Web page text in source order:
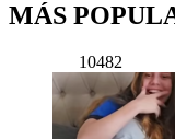
MÁS
10482